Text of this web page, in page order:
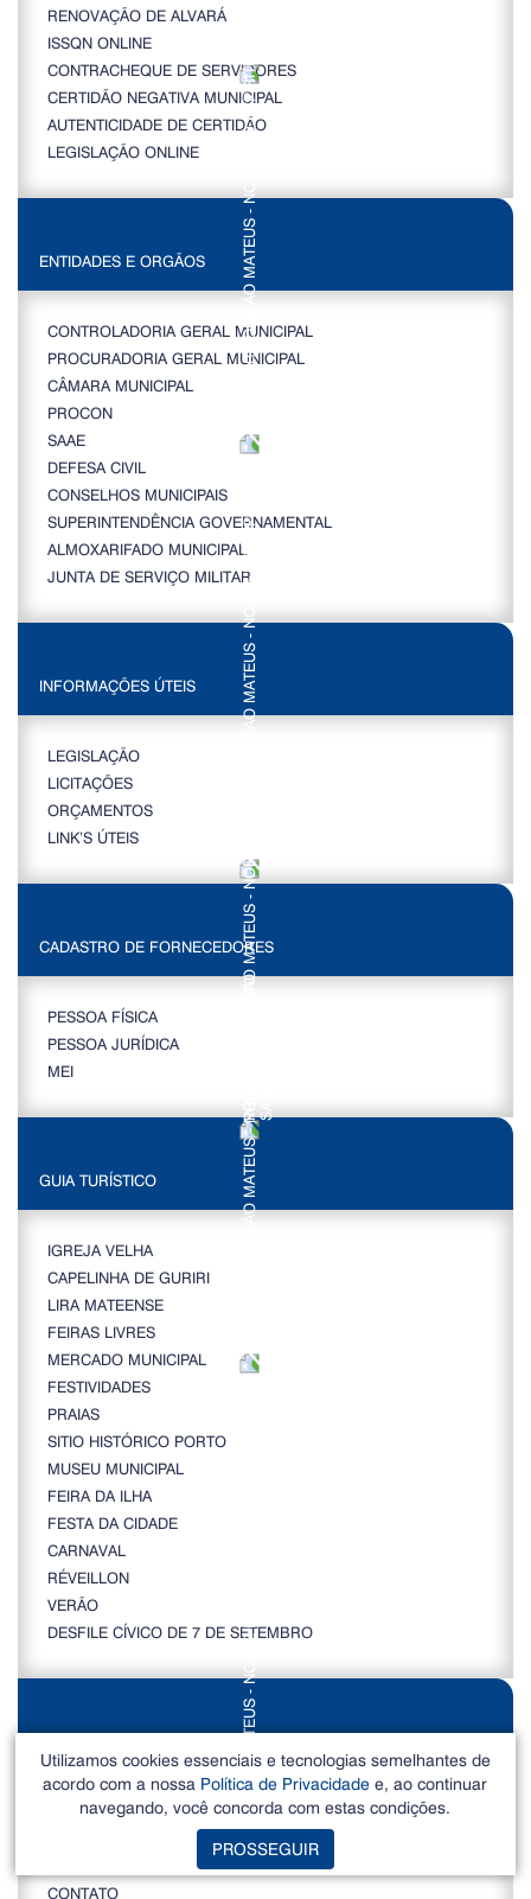
RENOVAÇÃO DE ALVARÁ
ISSQN ONLINE
CONTRACHEQUE DE SERVIDORES
CERTIDÃO NEGATIVA MUNICIPAL
AUTENTICIDADE DE CERTIDÃO
LEGISLAÇÃO ONLINE
ENTIDADES E ORGÃOS
CONTROLADORIA GERAL MUNICIPAL
PROCURADORIA GERAL MUNICIPAL
CÂMARA MUNICIPAL
PROCON
SAAE
DEFESA CIVIL
CONSELHOS MUNICIPAIS
SUPERINTENDÊNCIA GOVERNAMENTAL
ALMOXARIFADO MUNICIPAL
JUNTA DE SERVIÇO MILITAR
INFORMAÇÕES ÚTEIS
LEGISLAÇÃO
LICITAÇÕES
ORÇAMENTOS
LINK’S ÚTEIS
CADASTRO DE FORNECEDORES
PESSOA FÍSICA
PESSOA JURÍDICA
MEI
GUIA TURÍSTICO
IGREJA VELHA
CAPELINHA DE GURIRI
LIRA MATEENSE
FEIRAS LIVRES
MERCADO MUNICIPAL
FESTIVIDADES
PRAIAS
SITIO HISTÓRICO PORTO
MUSEU MUNICIPAL
FEIRA DA ILHA
FESTA DA CIDADE
CARNAVAL
RÉVEILLON
VERÃO
DESFILE CÍVICO DE 7 DE SETEMBRO
É FAKE NEWS
CONTATO
Utilizamos cookies essenciais e tecnologias semelhantes de
acordo com a nossa Política de Privacidade e, ao continuar
navegando, você concorda com estas condições.
PROSSEGUIR